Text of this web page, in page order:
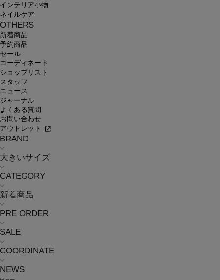
インテリア小物
ネイルケア
OTHERS
新着商品
予約商品
セール
コーディネート
ショップリスト
スタッフ
ニュース
ジャーナル
よくある質問
お問い合わせ
アウトレット
BRAND
大きいサイズ
CATEGORY
新着商品
PRE ORDER
SALE
COORDINATE
NEWS